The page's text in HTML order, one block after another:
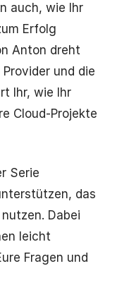
auch, wie Ihr
Erfolg
Anton dreht
und die
Ihr, wie Ihr
Cloud-Projekte
Serie
das
Dabei
leicht
Fragen und